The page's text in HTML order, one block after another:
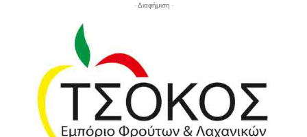
- Διαφήμιση -